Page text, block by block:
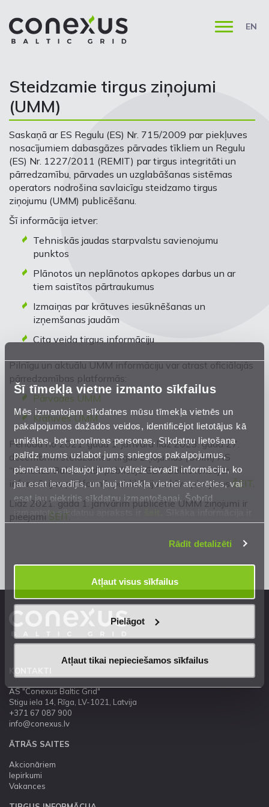
Šī tīmekļa vietne izmanto sīkfailus
Mēs izmantojam sīkdatnes mūsu tīmekļa vietnēs un
pakalpojumos dažādos veidos, identificējot lietotājus kā
unikālas, bet anonīmas personas. Sīkdatņu lietošana
palīdz mums uzlabot jums sniegtos pakalpojumus,
piemēram, neļaujot jums vēlreiz ievadīt informāciju, ko
jau esat ievadījis, un ļauj tīmekļa vietnei atcerēties, vai
esat jau piekritis sīkdatņu izmantošanai. Šobrīd
izmantoto sīkdatņu apraksts ir
. Sīkāka informācija ir
mūsuPrivātuma atrunā.
Rādīt detalizēti
Atļaut visus sīkfailus
Pielāgot
Atļaut tikai nepieciešamos sīkfailus
EN
Steidzamie tirgus ziņojumi
(UMM)
Saskaņā ar ES Regulu (ES) Nr. 715/2009 par piekļuves
nosacījumiem dabasgāzes pārvades tīkliem un Regulu
(ES) Nr. 1227/2011 (REMIT) par tirgus integritāti un
pārredzamību, pārvades un uzglabāšanas sistēmas
operators nodrošina savlaicīgu steidzamo tirgus
ziņojumu (UMM) publicēšanu.
Šī informācija ietver:
Tehniskās jaudas starpvalstu savienojumu
punktos
Plānotos un neplānotos apkopes darbus un ar
tiem saistītos pārtraukumus
Izmaiņas par krātuves iesūknēšanas un
izņemšanas jaudām
Cita veida tirgus informāciju
Pilnīgu un aktuālu UMM informāciju var atrast oficiālajās
pārredzamības platformās:
Pārvades UMM
Krātuves UMM
Periodā no 2021. gada 1. janvāra līdz 2023. gada 27.
decembrim steidzamos tirgus ziņojumus (UMM) AS
“Conexus Baltic Grid” publicēja GET Baltic iekšējās
informācijas platformā, publikāciju arhīvs pieejamsŠEIT.
Līdz 2021. gada 1. janvārim publicētie UMM ziņojumi ir
pieejami ŠEIT.
AS "Conexus Baltic Grid"
Stigu iela 14, Rīga, LV-1021, Latvija
+371 67 087 900
info@conexus.lv
ĀTRĀS SAITES
Akcionāriem
Iepirkumi
Vakances